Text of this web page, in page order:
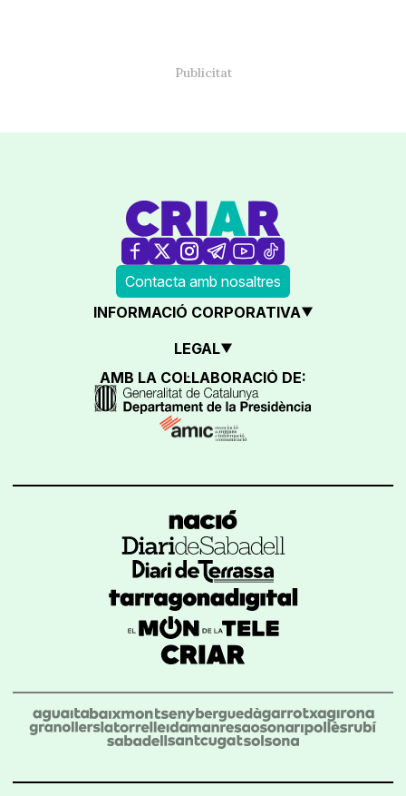
Contacta amb nosaltres
INFORMACIÓ CORPORATIVA
LEGAL
AMB LA COL·LABORACIÓ DE: